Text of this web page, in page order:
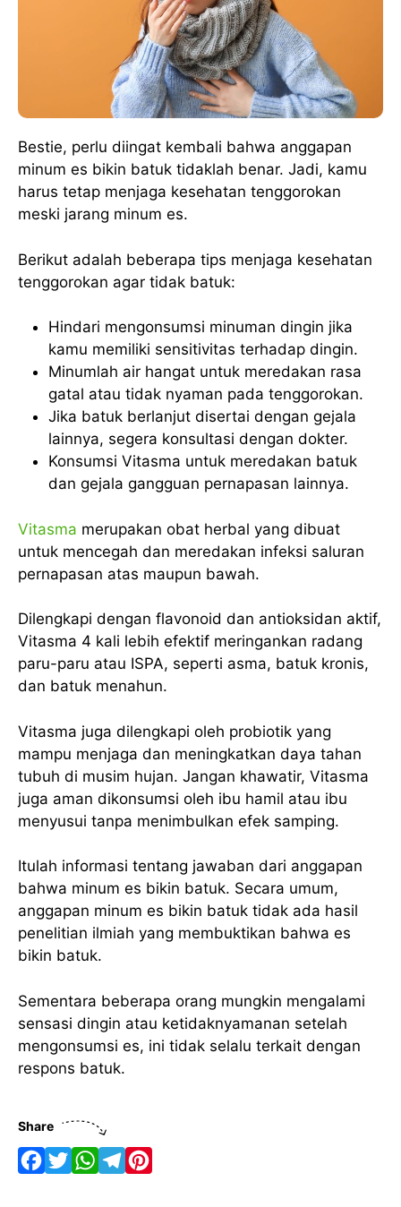
Bestie, perlu diingat kembali bahwa anggapan
minum es bikin batuk tidaklah benar. Jadi, kamu
harus tetap menjaga kesehatan tenggorokan
meski jarang minum es.
Berikut adalah beberapa tips menjaga kesehatan
tenggorokan agar tidak batuk:
Hindari mengonsumsi minuman dingin jika
kamu memiliki sensitivitas terhadap dingin.
Minumlah air hangat untuk meredakan rasa
gatal atau tidak nyaman pada tenggorokan.
Jika batuk berlanjut disertai dengan gejala
lainnya, segera konsultasi dengan dokter.
Konsumsi Vitasma untuk meredakan batuk
dan gejala gangguan pernapasan lainnya.
Vitasma merupakan obat herbal yang dibuat
untuk mencegah dan meredakan infeksi saluran
pernapasan atas maupun bawah.
Dilengkapi dengan flavonoid dan antioksidan aktif,
Vitasma 4 kali lebih efektif meringankan radang
paru-paru atau ISPA, seperti asma, batuk kronis,
dan batuk menahun.
Vitasma juga dilengkapi oleh probiotik yang
mampu menjaga dan meningkatkan daya tahan
tubuh di musim hujan. Jangan khawatir, Vitasma
juga aman dikonsumsi oleh ibu hamil atau ibu
menyusui tanpa menimbulkan efek samping.
Itulah informasi tentang jawaban dari anggapan
bahwa minum es bikin batuk. Secara umum,
anggapan minum es bikin batuk tidak ada hasil
penelitian ilmiah yang membuktikan bahwa es
bikin batuk.
Sementara beberapa orang mungkin mengalami
sensasi dingin atau ketidaknyamanan setelah
mengonsumsi es, ini tidak selalu terkait dengan
respons batuk.
Share